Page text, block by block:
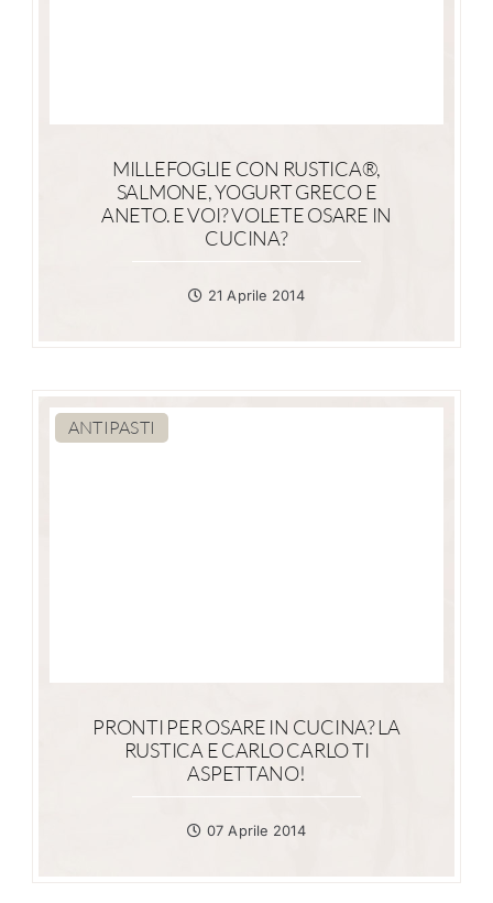
MILLEFOGLIE CON RUSTICA®,
SALMONE, YOGURT GRECO E
ANETO. E VOI? VOLETE OSARE IN
CUCINA?
21 Aprile 2014
ANTIPASTI
PRONTI PER OSARE IN CUCINA? LA
RUSTICA E CARLO CARLO TI
ASPETTANO!
07 Aprile 2014